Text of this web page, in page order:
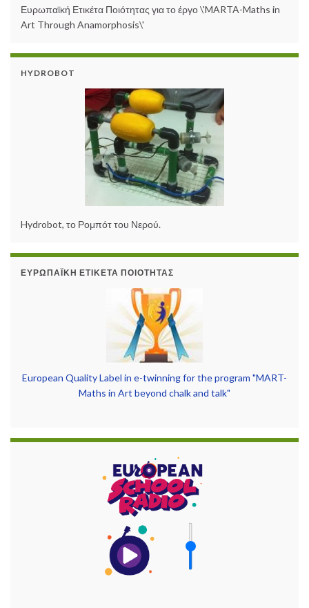
Ευρωπαϊκή Ετικέτα Ποιότητας για το έργο \'MARTA-Maths in
Art Through Anamorphosis\'
HYDROBOT
Hydrobot, το Ρομπότ του Νερού.
ΕΥΡΩΠΑΪΚΉ ΕΤΙΚΈΤΑ ΠΟΙΌΤΗΤΑΣ
European Quality Label in e-twinning for the program "MART-
Maths in Art beyond chalk and talk"